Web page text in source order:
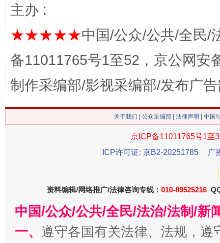
这是一记警钟！ 谢
主办 :
★★★★★中国/公众/公共/全民/
备11011765号1至52，京公网安
制作采编部/影视采编部/发布广
关于我们 公众采编部 法律声明 | 中国
京ICP备11011765号1至
ICP许可证: 京B2-20251785
广
资料编辑/网络推广/法律咨询专线： 010-89525216
中国/公众/公共/全民/法治/法制/新
一、 遵守各国有关法律、法规，